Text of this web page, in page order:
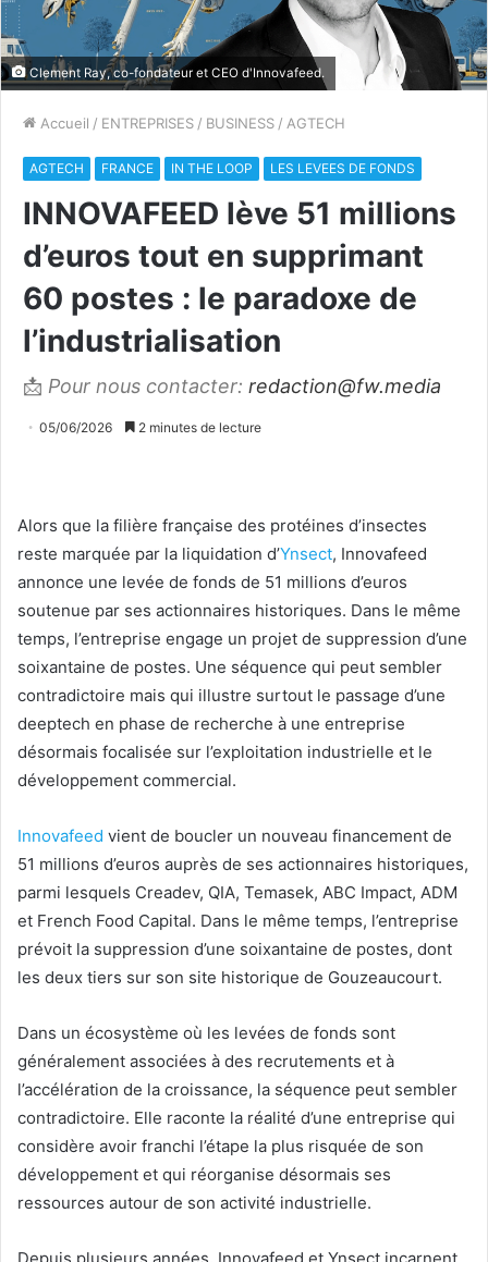
Clement Ray, co-fondateur et CEO d'Innovafeed.
Accueil / ENTREPRISES / BUSINESS / AGTECH
AGTECH FRANCE IN THE LOOP LES LEVEES DE FONDS
INNOVAFEED lève 51 millions
d’euros tout en supprimant
60 postes : le paradoxe de
l’industrialisation
📩 Pour nous contacter: redaction@fw.media
05/06/2026 2 minutes de lecture
Alors que la filière française des protéines d’insectes
reste marquée par la liquidation d’Ynsect, Innovafeed
annonce une levée de fonds de 51 millions d’euros
soutenue par ses actionnaires historiques. Dans le même
temps, l’entreprise engage un projet de suppression d’une
soixantaine de postes. Une séquence qui peut sembler
contradictoire mais qui illustre surtout le passage d’une
deeptech en phase de recherche à une entreprise
désormais focalisée sur l’exploitation industrielle et le
développement commercial.
Innovafeed vient de boucler un nouveau financement de
51 millions d’euros auprès de ses actionnaires historiques,
parmi lesquels Creadev, QIA, Temasek, ABC Impact, ADM
et French Food Capital. Dans le même temps, l’entreprise
prévoit la suppression d’une soixantaine de postes, dont
les deux tiers sur son site historique de Gouzeaucourt.
Dans un écosystème où les levées de fonds sont
généralement associées à des recrutements et à
l’accélération de la croissance, la séquence peut sembler
contradictoire. Elle raconte la réalité d’une entreprise qui
considère avoir franchi l’étape la plus risquée de son
développement et qui réorganise désormais ses
ressources autour de son activité industrielle.